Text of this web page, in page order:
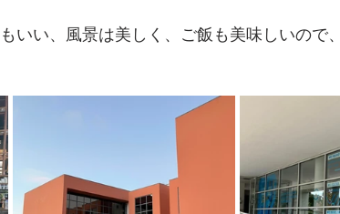
いい、風景は美しく、ご飯も美味しいので